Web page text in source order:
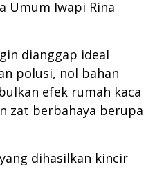
Umum Iwapi Rina
dianggap ideal
polusi, nol bahan
efek rumah kaca
zat berbahaya berupa
dihasilkan kincir